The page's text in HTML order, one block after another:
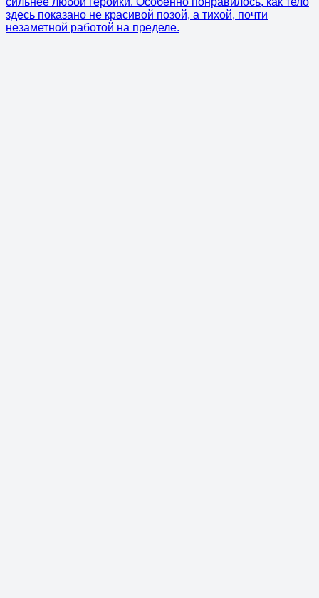
здесь показано не красивой позой, а тихой, почти
незаметной работой на пределе.